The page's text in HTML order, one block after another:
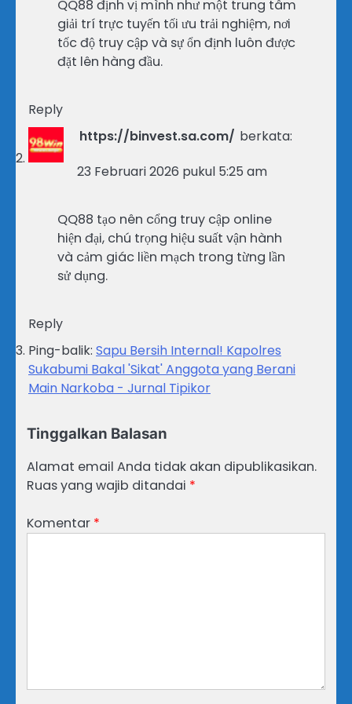
QQ88 định vị mình như một trung tâm
giải trí trực tuyến tối ưu trải nghiệm, nơi
tốc độ truy cập và sự ổn định luôn được
đặt lên hàng đầu.
Reply
https://binvest.sa.com/ berkata:
23 Februari 2026 pukul 5:25 am
QQ88 tạo nên cổng truy cập online
hiện đại, chú trọng hiệu suất vận hành
và cảm giác liền mạch trong từng lần
sử dụng.
Reply
Ping-balik: Sapu Bersih Internal! Kapolres
Sukabumi Bakal 'Sikat' Anggota yang Berani
Main Narkoba - Jurnal Tipikor
Tinggalkan Balasan
Alamat email Anda tidak akan dipublikasikan.
Ruas yang wajib ditandai *
Komentar *